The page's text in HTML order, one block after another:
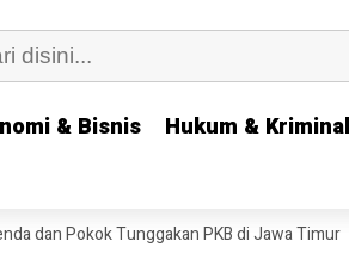
& Bisnis Hukum & Kriminal
& Bisnis Hukum & Kriminal
Tunggakan PKB di Jawa Timur